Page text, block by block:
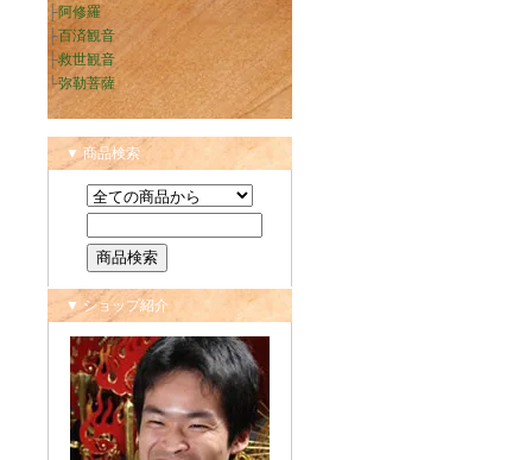
├阿修羅
├百済観音
├救世観音
└弥勒菩薩
▼ 商品検索
▼ ショップ紹介